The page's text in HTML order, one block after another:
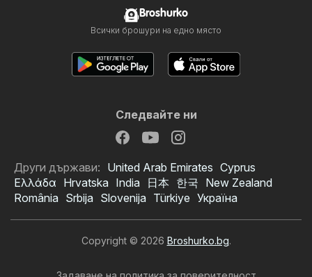
Broshurko
Всички брошури на едно място
Следвайте ни
Други държави: United Arab Emirates Cyprus
Ελλάδα Hrvatska India 日本 한국 New Zealand
România Srbija Slovenija Türkiye Україна
Copyright © 2026 Broshurko.bg.